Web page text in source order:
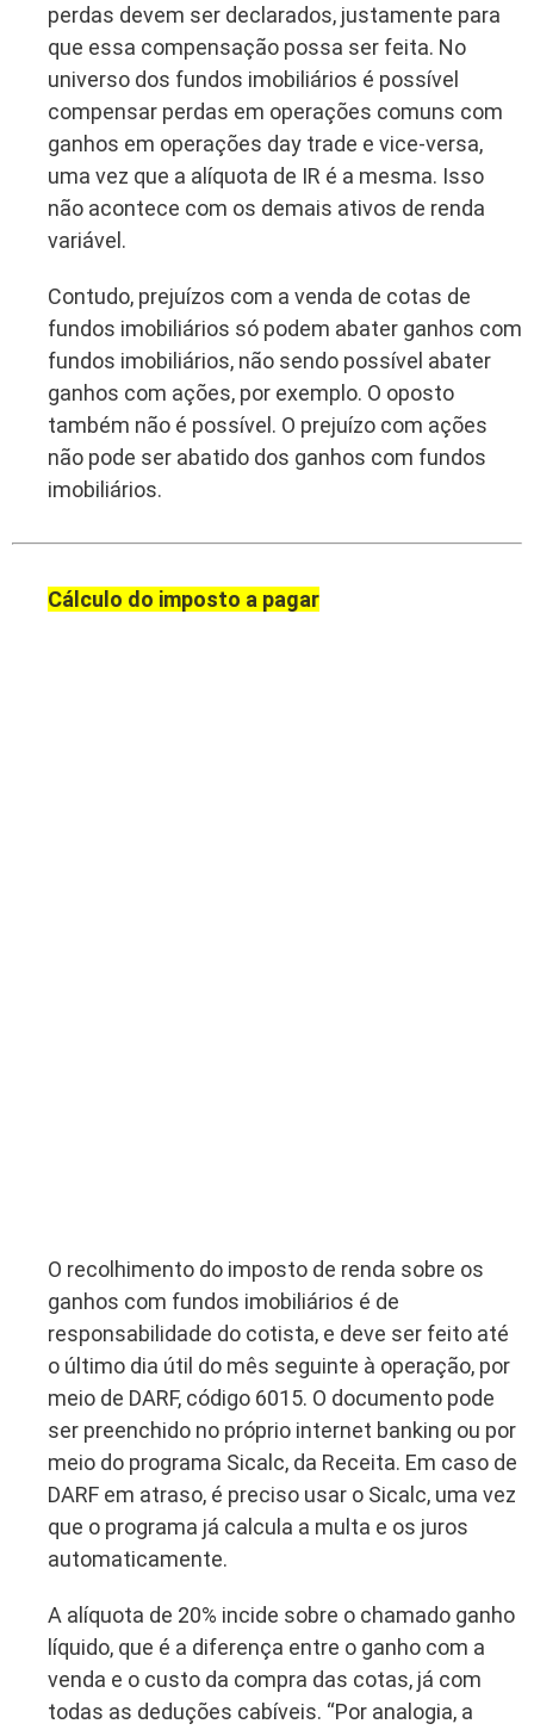
perdas devem ser declarados, justamente para
que essa compensação possa ser feita. No
universo dos fundos imobiliários é possível
compensar perdas em operações comuns com
ganhos em operações day trade e vice-versa,
uma vez que a alíquota de IR é a mesma. Isso
não acontece com os demais ativos de renda
variável.
Contudo, prejuízos com a venda de cotas de
fundos imobiliários só podem abater ganhos com
fundos imobiliários, não sendo possível abater
ganhos com ações, por exemplo. O oposto
também não é possível. O prejuízo com ações
não pode ser abatido dos ganhos com fundos
imobiliários.
Cálculo do imposto a pagar
O recolhimento do imposto de renda sobre os
ganhos com fundos imobiliários é de
responsabilidade do cotista, e deve ser feito até
o último dia útil do mês seguinte à operação, por
meio de DARF, código 6015. O documento pode
ser preenchido no próprio internet banking ou por
meio do programa Sicalc, da Receita. Em caso de
DARF em atraso, é preciso usar o Sicalc, uma vez
que o programa já calcula a multa e os juros
automaticamente.
A alíquota de 20% incide sobre o chamado ganho
líquido, que é a diferença entre o ganho com a
venda e o custo da compra das cotas, já com
todas as deduções cabíveis. “Por analogia, a